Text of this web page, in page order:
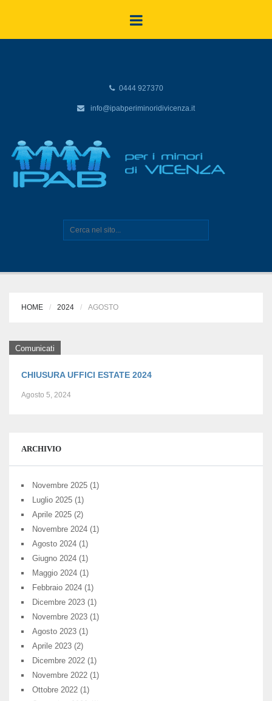
0444 927370
info@ipabperiminoridivicenza.it
HOME 2024 AGOSTO
Comunicati
CHIUSURA UFFICI ESTATE 2024
Agosto 5, 2024
ARCHIVIO
Novembre 2025 (1)
Luglio 2025 (1)
Aprile 2025 (2)
Novembre 2024 (1)
Agosto 2024 (1)
Giugno 2024 (1)
Maggio 2024 (1)
Febbraio 2024 (1)
Dicembre 2023 (1)
Novembre 2023 (1)
Agosto 2023 (1)
Aprile 2023 (2)
Dicembre 2022 (1)
Novembre 2022 (1)
Ottobre 2022 (1)